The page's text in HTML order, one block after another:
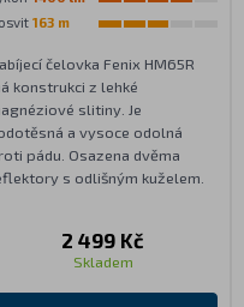
163 m
čelovka Fenix HM65R
konstrukci z lehké
slitiny. Je
a vysoce odolná
pádu. Osazena dvěma
s odlišným kuželem.
2 499 Kč
Skladem